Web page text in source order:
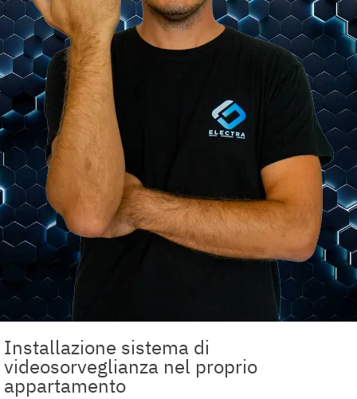
Installazione sistema di
videosorveglianza nel proprio
appartamento